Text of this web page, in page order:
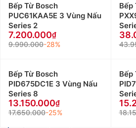
Bếp Từ Bosch
PUC61KAA5E 3 Vùng Nấu
Series 2
7.200.000
9.990.000-28%
Bếp
Bếp Từ Bosch
PID675DC1E 3 Vùng Nấu
Series 8
13.150.000
17.650.000-25%
Bếp